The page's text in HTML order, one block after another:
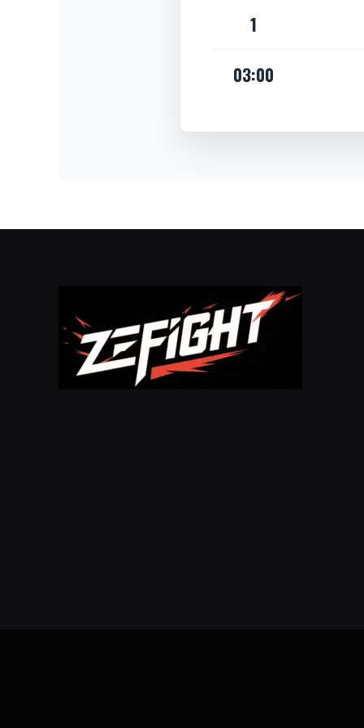
1
03:00